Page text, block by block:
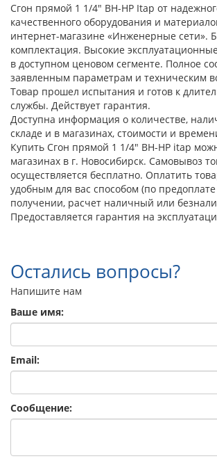
Сгон прямой 1 1/4" ВН-НР Itap от
качественного оборудования и
интернет-магазине «Инженерные сети».
комплектация. Высокие
в доступном ценовом сегменте. Полное
заявленным параметрам и техническим
Товар прошел испытания и готов к
службы. Действует гарантия.
Доступна информация о количестве,
складе и в магазинах, стоимости и
Купить Сгон прямой 1 1/4" ВН-НР itap
магазинах в г. Новосибирск. Самовывоз
осуществляется бесплатно. Оплатить
удобным для вас способом (по
получении, расчет наличный или
Предоставляется гарантия на
Остались вопросы?
Напишите нам
Ваше имя:
Email:
Сообщение: